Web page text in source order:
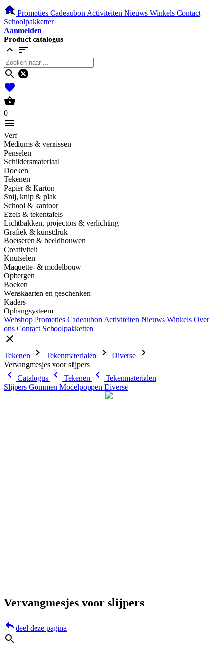
home Promoties Cadeaubon Activiteiten Nieuws Winkels Contact
Schoolpakketten
Aanmelden
Product catalogus
expand_less sort
search cancel
favorites
shopping_basket
0
menu
Verf
Mediums & vernissen
Penselen
Schildersmateriaal
Doeken
Tekenen
Papier & Karton
Snij, knip & plak
School & kantoor
Ezels & tekentafels
Lichtbakken, projectors & verlichting
Grafiek & kunstdruk
Boetseren & beeldhouwen
Creativiteit
Knutselen
Maquette- & modelbouw
Opbergen
Boeken
Wenskaarten en geschenken
Kaders
Ophangsysteem
Webshop Promoties Cadeaubon Activiteiten Nieuws Winkels Over
ons Contact Schoolpakketten
close
Tekenen chevron_right Tekenmaterialen chevron_right Diverse chevron_right
Vervangmesjes voor slijpers
chevron_left Catalogus chevron_left Tekenen chevron_left
Tekenmaterialen
Slijpers Gommen Modelpoppen Diverse
search
Vervangmesjes voor slijpers
replydeel deze pagina
search